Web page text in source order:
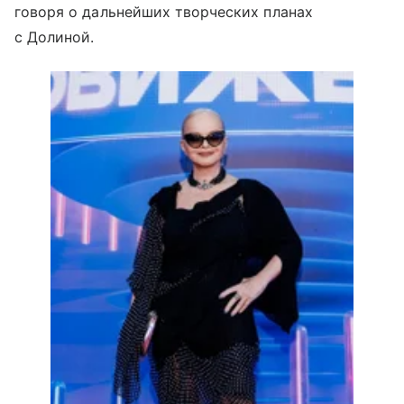
говоря о дальнейших творческих планах
с Долиной.